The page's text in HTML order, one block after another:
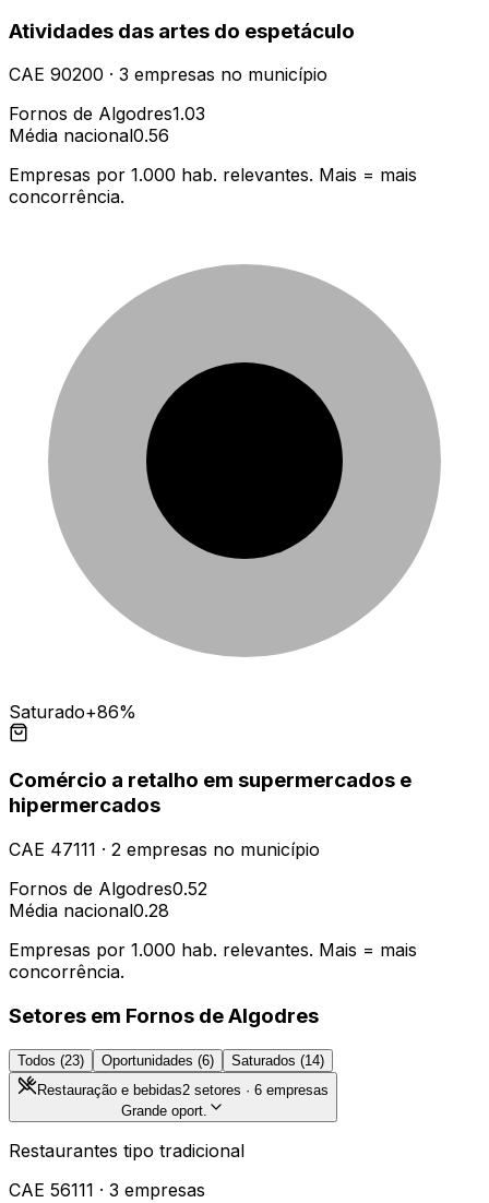
Atividades das artes do espetáculo
CAE 90200 · 3 empresas no município
Fornos de Algodres1.03
Média nacional0.56
Empresas por 1.000 hab. relevantes. Mais = mais
concorrência.
Saturado+86%
Comércio a retalho em supermercados e
hipermercados
CAE 47111 · 2 empresas no município
Fornos de Algodres0.52
Média nacional0.28
Empresas por 1.000 hab. relevantes. Mais = mais
concorrência.
Setores em Fornos de Algodres
Todos (23) Oportunidades (6) Saturados (14)
Restauração e bebidas2 setores · 6 empresas
Grande oport.
Restaurantes tipo tradicional
CAE 56111 · 3 empresas